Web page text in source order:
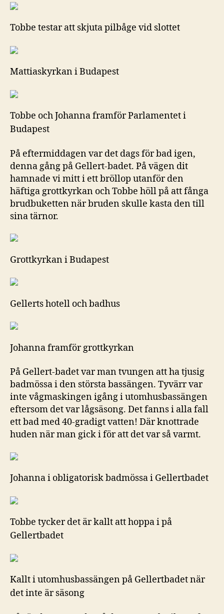
Tobbe testar att skjuta pilbåge vid slottet
Mattiaskyrkan i Budapest
Tobbe och Johanna framför Parlamentet i
Budapest
På eftermiddagen var det dags för bad igen,
denna gång på Gellert-badet. På vägen dit
hamnade vi mitt i ett bröllop utanför den
häftiga grottkyrkan och Tobbe höll på att fånga
brudbuketten när bruden skulle kasta den till
sina tärnor.
Grottkyrkan i Budapest
Gellerts hotell och badhus
Johanna framför grottkyrkan
På Gellert-badet var man tvungen att ha tjusig
badmössa i den största bassängen. Tyvärr var
inte vågmaskingen igång i utomhusbassängen
eftersom det var lågsäsong. Det fanns i alla fall
ett bad med 40-gradigt vatten! Där knottrade
huden när man gick i för att det var så varmt.
Johanna i obligatorisk badmössa i Gellertbadet
Tobbe tycker det är kallt att hoppa i på
Gellertbadet
Kallt i utomhusbassängen på Gellertbadet när
det inte är säsong